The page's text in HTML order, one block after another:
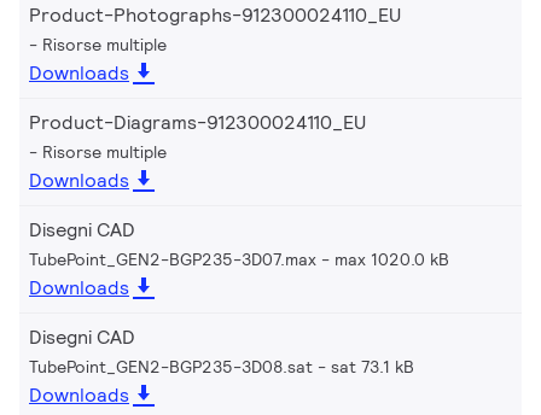
Product-Photographs-912300024110_EU
Risorse multiple
Downloads
Product-Diagrams-912300024110_EU
Risorse multiple
Downloads
Disegni CAD
TubePoint_GEN2-BGP235-3D07.max max 1020.0 kB
Downloads
Disegni CAD
TubePoint_GEN2-BGP235-3D08.sat sat 73.1 kB
Downloads